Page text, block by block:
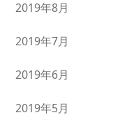
2019年8月
2019年7月
2019年6月
2019年5月